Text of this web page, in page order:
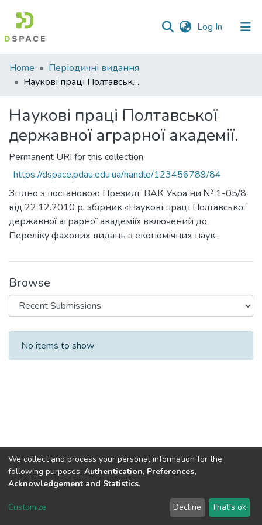
Log In (current)
Communities
&
All of DSpace
Home
Періодичні видання
Наукові праці Полтавської державної аграрної академії.
Наукові праці Полтавської
державної аграрної академії.
Permanent URI for this collection
https://dspace.pdau.edu.ua/handle/123456789/84
Згідно з постановою Президії ВАК України № 1-05/8
від 22.12.2010 р. збірник «Наукові праці Полтавської
державної аграрної академії» включений до
Переліку фахових видань з економічних наук.
Browse
Recent Submissions
No items to show
DSpace software copyright © 2002-2026 LYRASIS
Send Feedback
We collect and process your personal information for the
following purposes: Authentication, Preferences,
Acknowledgement and Statistics.
Customize Decline That's ok